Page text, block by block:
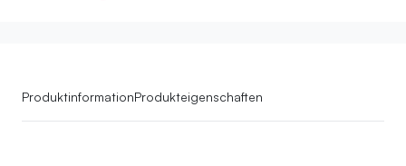
ProduktinformationProdukteigenschaften